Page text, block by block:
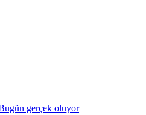
gerçek oluyor